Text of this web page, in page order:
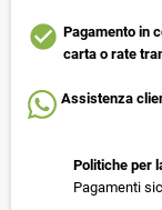
check_circle Pagamento in
carta o rate
Assistenza
Politiche per
Pagamenti